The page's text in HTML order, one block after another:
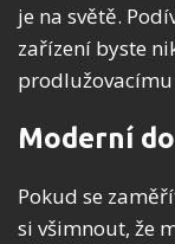
je na světě.
zařízení byste
prodlužovacímu
Moderní
Pokud se
si všimnout, že